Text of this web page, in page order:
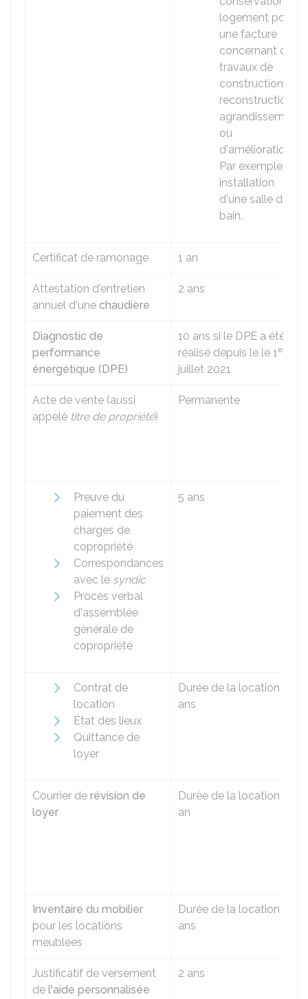
logement pour
une facture
concernant des
travaux de
construction,
reconstruction,
agrandissement
ou
d'amélioration.
Par exemple,
installation
d'une salle de
bain.
Certificat de ramonage 1 an
Attestation d'entretien
annuel d'une chaudière
2 ans
Diagnostic de
performance
énergétique (DPE)
10 ans si le DPE a été
réalisé depuis le le 1er
juillet 2021
Acte de vente (aussi
appelé titre de propriété)
Permanente
Preuve du
paiement des
charges de
copropriété
Correspondances
avec le syndic
Procès verbal
d'assemblée
générale de
copropriété
5 ans
Contrat de
location
État des lieux
Quittance de
loyer
Durée de la location + 3
ans
Courrier de révision de
loyer
Durée de la location + 1
an
Inventaire du mobilier
pour les locations
meublées
Durée de la location + 3
ans
Justificatif de versement
de l'aide personnalisée
2 ans